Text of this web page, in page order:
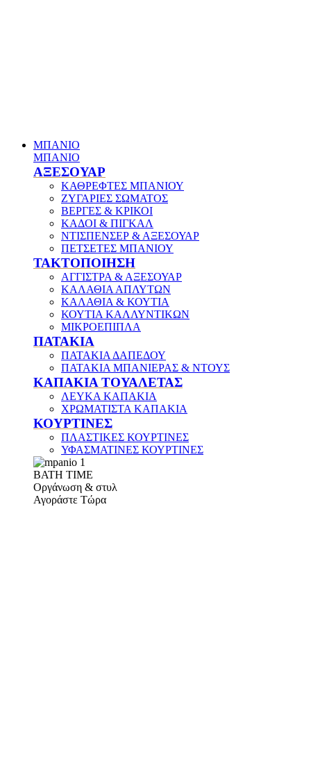
ΜΠΑΝΙΟ
ΜΠΑΝΙΟ
ΑΞΕΣΟΥΑΡ
ΚΑΘΡΕΦΤΕΣ ΜΠΑΝΙΟΥ
ΖΥΓΑΡΙΕΣ ΣΩΜΑΤΟΣ
ΒΕΡΓΕΣ & ΚΡΙΚΟΙ
ΚΑΔΟΙ & ΠΙΓΚΑΛ
ΝΤΙΣΠΕΝΣΕΡ & ΑΞΕΣΟΥΑΡ
ΠΕΤΣΕΤΕΣ ΜΠΑΝΙΟΥ
ΤΑΚΤΟΠΟΙΗΣΗ
ΑΓΓΙΣΤΡΑ & ΑΞΕΣΟΥΑΡ
ΚΑΛΑΘΙΑ ΑΠΛΥΤΩΝ
ΚΑΛΑΘΙΑ & ΚΟΥΤΙΑ
ΚΟΥΤΙΑ ΚΑΛΛΥΝΤΙΚΩΝ
ΜΙΚΡΟΕΠΙΠΛΑ
ΠΑΤΑΚΙΑ
ΠΑΤΑΚΙΑ ΔΑΠΕΔΟΥ
ΠΑΤΑΚΙΑ ΜΠΑΝΙΕΡΑΣ & ΝΤΟΥΣ
ΚΑΠΑΚΙΑ ΤΟΥΑΛΕΤΑΣ
ΛΕΥΚΑ ΚΑΠΑΚΙΑ
ΧΡΩΜΑΤΙΣΤΑ ΚΑΠΑΚΙΑ
ΚΟΥΡΤΙΝΕΣ
ΠΛΑΣΤΙΚΕΣ ΚΟΥΡΤΙΝΕΣ
ΥΦΑΣΜΑΤΙΝΕΣ ΚΟΥΡΤΙΝΕΣ
ΒΑΤΗ ΤΙΜΕ
Οργάνωση & στυλ
Αγοράστε Τώρα